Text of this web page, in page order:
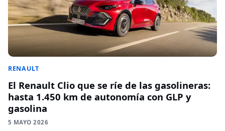
RENAULT
El Renault Clio que se ríe de las gasolineras:
hasta 1.450 km de autonomía con GLP y
gasolina
5 MAYO 2026